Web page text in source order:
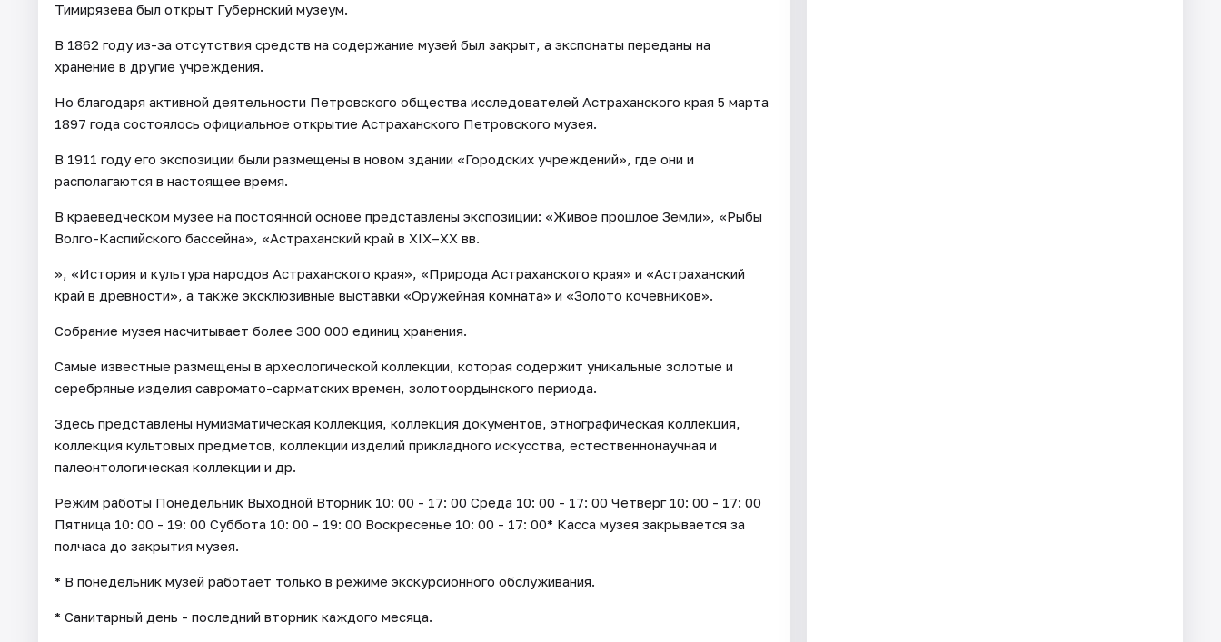
Тимирязева был открыт Губернский музеум.
В 1862 году из-за отсутствия средств на содержание музей был закрыт, а экспонаты переданы на
хранение в другие учреждения.
Но благодаря активной деятельности Петровского общества исследователей Астраханского края 5 марта
1897 года состоялось официальное открытие Астраханского Петровского музея.
В 1911 году его экспозиции были размещены в новом здании «Городских учреждений», где они и
располагаются в настоящее время.
В краеведческом музее на постоянной основе представлены экспозиции: «Живое прошлое Земли», «Рыбы
Волго-Каспийского бассейна», «Астраханский край в XIX–XX вв.
», «История и культура народов Астраханского края», «Природа Астраханского края» и «Астраханский
край в древности», а также эксклюзивные выставки «Оружейная комната» и «Золото кочевников».
Собрание музея насчитывает более 300 000 единиц хранения.
Самые известные размещены в археологической коллекции, которая содержит уникальные золотые и
серебряные изделия савромато-сарматских времен, золотоордынского периода.
Здесь представлены нумизматическая коллекция, коллекция документов, этнографическая коллекция,
коллекция культовых предметов, коллекции изделий прикладного искусства, естественнонаучная и
палеонтологическая коллекции и др.
Режим работы Понедельник Выходной Вторник 10: 00 - 17: 00 Среда 10: 00 - 17: 00 Четверг 10: 00 - 17: 00
Пятница 10: 00 - 19: 00 Суббота 10: 00 - 19: 00 Воскресенье 10: 00 - 17: 00* Касса музея закрывается за
полчаса до закрытия музея.
* В понедельник музей работает только в режиме экскурсионного обслуживания.
* Санитарный день - последний вторник каждого месяца.